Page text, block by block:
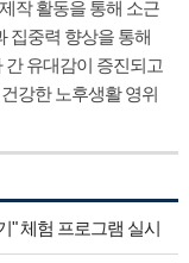
작 활동을 통해 소근
집중력 향상을 통해
간 유대감이 증진되고
강한 노후생활 영위
" 체험 프로그램 실시